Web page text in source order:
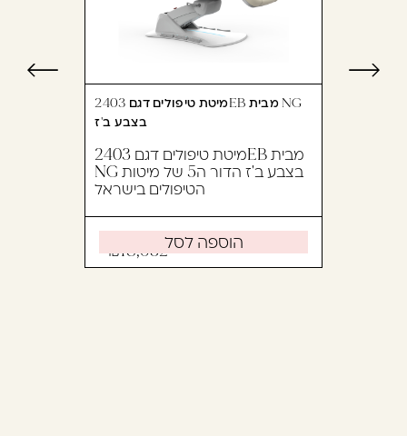
מיטת טיפולים דגם 2403EB מבית NG
בצבע ב'ז
מיטת טיפולים דגם 2403EB מבית
NG בצבע ב'ז הדור ה5 של מיטות
הטיפולים בישראל
18,632הוספה לסל